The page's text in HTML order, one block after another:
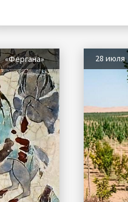
«Фергана» 28 июля